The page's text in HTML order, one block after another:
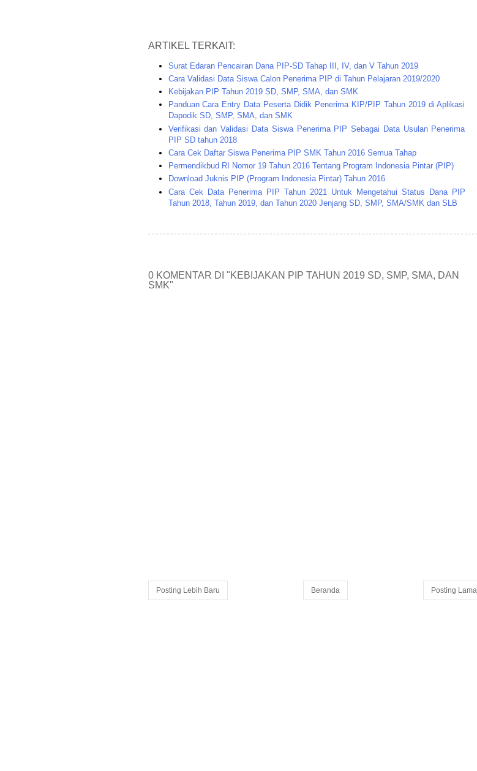
ARTIKEL TERKAIT:
Surat Edaran Pencairan Dana PIP-SD Tahap III, IV, dan V Tahun 2019
Cara Validasi Data Siswa Calon Penerima PIP di Tahun Pelajaran 2019/2020
Kebijakan PIP Tahun 2019 SD, SMP, SMA, dan SMK
Panduan Cara Entry Data Peserta Didik Penerima KIP/PIP Tahun 2019 di Aplikasi
Dapodik SD, SMP, SMA, dan SMK
Verifikasi dan Validasi Data Siswa Penerima PIP Sebagai Data Usulan Penerima
PIP SD tahun 2018
Cara Cek Daftar Siswa Penerima PIP SMK Tahun 2016 Semua Tahap
Permendikbud RI Nomor 19 Tahun 2016 Tentang Program Indonesia Pintar (PIP)
Download Juknis PIP (Program Indonesia Pintar) Tahun 2016
Cara Cek Data Penerima PIP Tahun 2021 Untuk Mengetahui Status Dana PIP
Tahun 2018, Tahun 2019, dan Tahun 2020 Jenjang SD, SMP, SMA/SMK dan SLB
0 KOMENTAR DI "KEBIJAKAN PIP TAHUN 2019 SD, SMP, SMA, DAN
SMK"
Posting Lebih Baru Posting Lama
Beranda